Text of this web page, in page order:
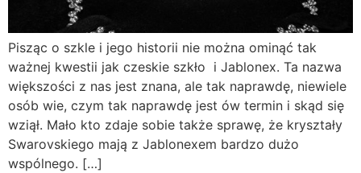
Pisząc o szkle i jego historii nie można ominąć tak
ważnej kwestii jak czeskie szkło i Jablonex. Ta nazwa
większości z nas jest znana, ale tak naprawdę, niewiele
osób wie, czym tak naprawdę jest ów termin i skąd się
wziął. Mało kto zdaje sobie także sprawę, że kryształy
Swarovskiego mają z Jablonexem bardzo dużo
wspólnego. […]